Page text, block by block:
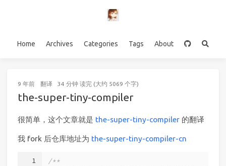
Home Archives Categories Tags About
9 年前 翻译 34 分钟 读完 (大约 5069 个字)
the-super-tiny-compiler
很简单，这个文章就是 the-super-tiny-compiler 的翻译
我 fork 后仓库地址为 the-super-tiny-compiler-cn
1
/**